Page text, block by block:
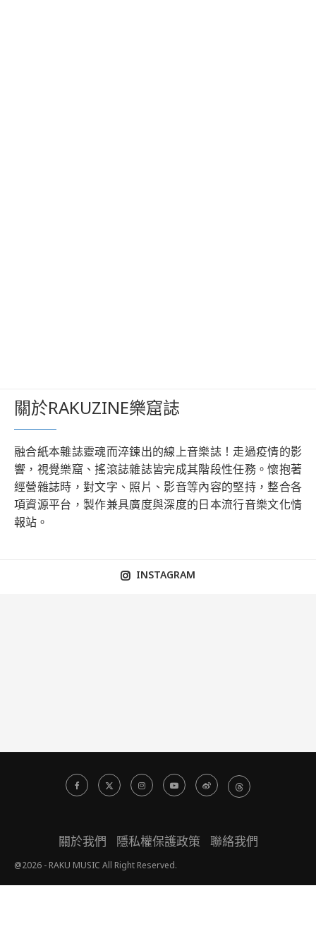
關於RAKUZINE樂窟誌
融合紙本雜誌靈魂而淬鍊出的線上音樂誌！走過疫情的影
響，視覺樂窟、搖滾誌雜誌皆完成其階段性任務。懷抱著
經營雜誌時，對文字、照片、影音等內容的堅持，整合各
項資源平台，製作兼具廣度與深度的日本流行音樂文化情
報站。
INSTAGRAM
關於我們 隱私權保護政策 聯絡我們
@2026 - RAKU MUSIC All Right Reserved.